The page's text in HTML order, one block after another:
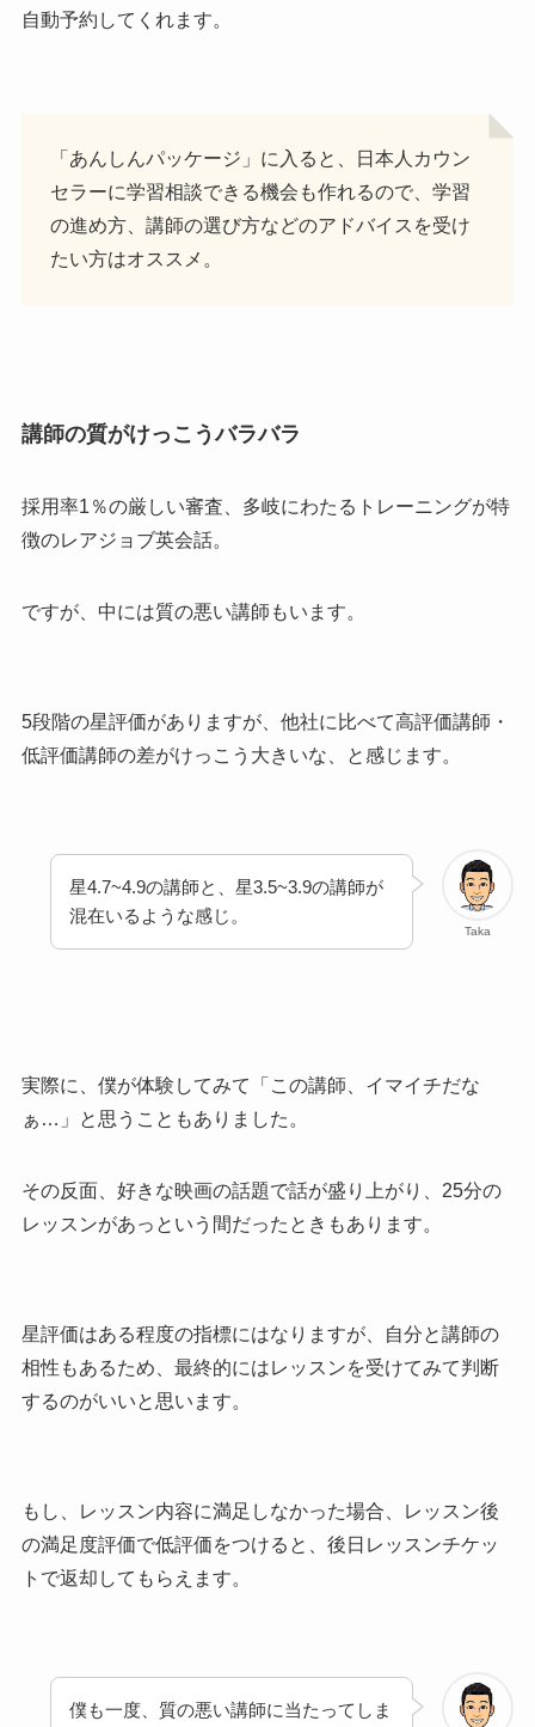
自動予約してくれます。
「あんしんパッケージ」に入ると、日本人カウン
セラーに学習相談できる機会も作れるので、学習
の進め方、講師の選び方などのアドバイスを受け
たい方はオススメ。
講師の質がけっこうバラバラ
採用率1％の厳しい審査、多岐にわたるトレーニングが特
徴のレアジョブ英会話。
ですが、中には質の悪い講師もいます。
5段階の星評価がありますが、他社に比べて高評価講師・
低評価講師の差がけっこう大きいな、と感じます。
Taka
星4.7~4.9の講師と、星3.5~3.9の講師が
混在いるような感じ。
実際に、僕が体験してみて「この講師、イマイチだな
ぁ…」と思うこともありました。
その反面、好きな映画の話題で話が盛り上がり、25分の
レッスンがあっという間だったときもあります。
星評価はある程度の指標にはなりますが、自分と講師の
相性もあるため、最終的にはレッスンを受けてみて判断
するのがいいと思います。
もし、レッスン内容に満足しなかった場合、レッスン後
の満足度評価で低評価をつけると、後日レッスンチケッ
トで返却してもらえます。
僕も一度、質の悪い講師に当たってしま